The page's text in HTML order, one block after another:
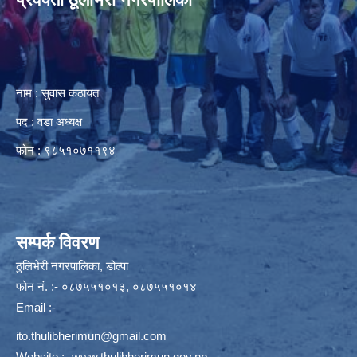
नाम : सुवास कठायत
पद : वडा अध्यक्ष
फोन : ९८५१०७११९४
सम्पर्क विवरण
ठुलिभेरी नगरपालिका, डोल्पा
फोन नं. :- ०८७५५१०१३, ०८७५५१०१४
Email :-
ito.thulibherimun@gmail.com